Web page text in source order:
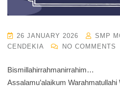
26 JANUARY 2026
SMP
CENDEKIA
NO COMMENTS
Bismillahirrahmanirrahim…
Assalamu’alaikum Warahmatullahi